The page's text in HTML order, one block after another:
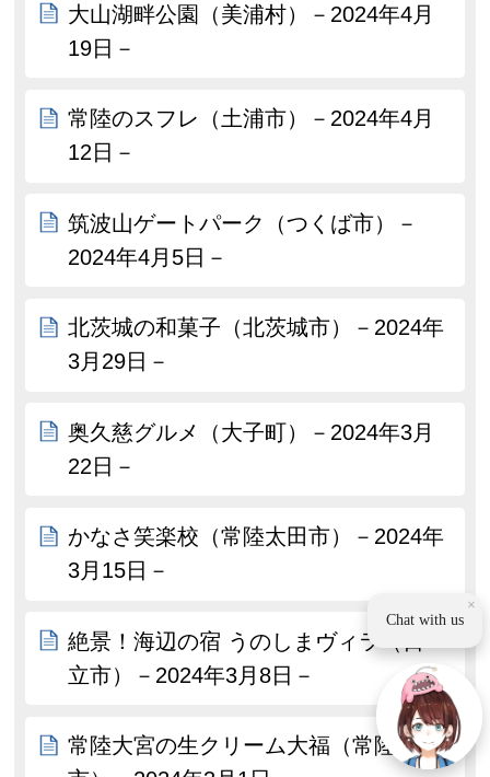
大山湖畔公園（美浦村）－2024年4月
19日－
常陸のスフレ（土浦市）－2024年4月
12日－
筑波山ゲートパーク（つくば市）－
2024年4月5日－
北茨城の和菓子（北茨城市）－2024年
3月29日－
奥久慈グルメ（大子町）－2024年3月
22日－
かなさ笑楽校（常陸太田市）－2024年
3月15日－
絶景！海辺の宿 うのしまヴィラ（日
立市）－2024年3月8日－
常陸大宮の生クリーム大福（常陸大宮
×
Chat with us